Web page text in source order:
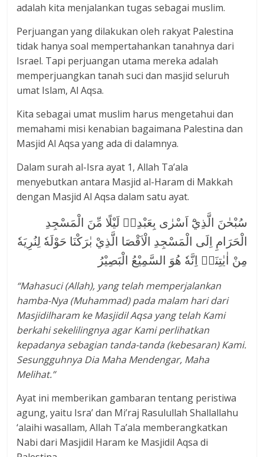
adalah kita menjalankan tugas sebagai muslim.
Perjuangan yang dilakukan oleh rakyat Palestina
tidak hanya soal mempertahankan tanahnya dari
Israel. Tapi perjuangan utama mereka adalah
memperjuangkan tanah suci dan masjid seluruh
umat Islam, Al Aqsa.
Kita sebagai umat muslim harus mengetahui dan
memahami misi kenabian bagaimana Palestina dan
Masjid Al Aqsa yang ada di dalamnya.
Dalam surah al-Isra ayat 1, Allah Ta’ala
menyebutkan antara Masjid al-Haram di Makkah
dengan Masjid Al Aqsa dalam satu ayat.
سُبْحٰنَ الَّذِيْٓ اَسْرٰى بِعَبْدِهٖ لَيْلًا مِّنَ الْمَسْجِدِ
الْحَرَامِ اِلَى الْمَسْجِدِ الْاَقْصَا الَّذِيْ بٰرَكْنَا حَوْلَهٗ لِنُرِيَهٗ
مِنْ اٰيٰتِنَاۗ اِنَّهٗ هُوَ السَّمِيْعُ الْبَصِيْرُ
“Mahasuci (Allah), yang telah memperjalankan
hamba-Nya (Muhammad) pada malam hari dari
Masjidilharam ke Masjidil Aqsa yang telah Kami
berkahi sekelilingnya agar Kami perlihatkan
kepadanya sebagian tanda-tanda (kebesaran) Kami.
Sesungguhnya Dia Maha Mendengar, Maha
Melihat.”
Ayat ini memberikan gambaran tentang peristiwa
agung, yaitu Isra’ dan Mi’raj Rasulullah Shallallahu
‘alaihi wasallam, Allah Ta’ala memberangkatkan
Nabi dari Masjidil Haram ke Masjidil Aqsa di